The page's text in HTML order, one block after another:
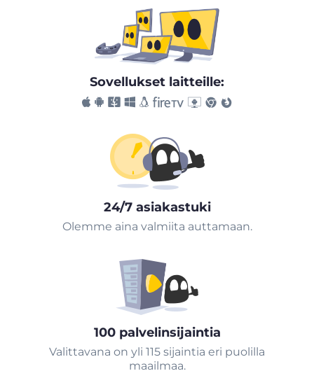
Sovellukset laitteille:
24/7 asiakastuki
Olemme aina valmiita auttamaan.
100 palvelinsijaintia
Valittavana on yli 115 sijaintia eri puolilla
maailmaa.